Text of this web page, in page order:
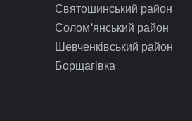
Святошинський район
Солом’янський район
Шевченківський район
Борщагівка